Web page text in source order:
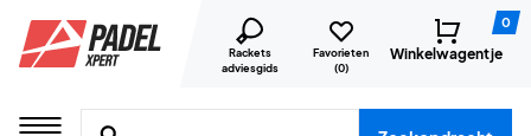
Rackets
adviesgids
Favorieten
(0)
0
Winkelwagentje
Zoeken naar producten, merken etc.